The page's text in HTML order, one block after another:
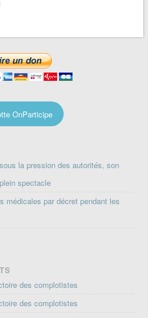
OnParticipe
la pression des autorités, son
spectacle
médicales par décret pendant les
des complotistes
des complotistes